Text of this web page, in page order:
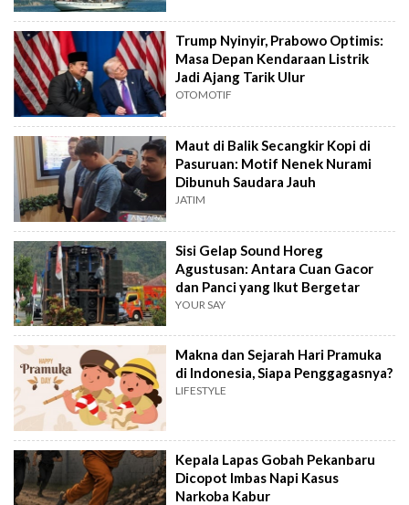
Trump Nyinyir, Prabowo Optimis:
Masa Depan Kendaraan Listrik
Jadi Ajang Tarik Ulur
OTOMOTIF
Maut di Balik Secangkir Kopi di
Pasuruan: Motif Nenek Nurami
Dibunuh Saudara Jauh
JATIM
Sisi Gelap Sound Horeg
Agustusan: Antara Cuan Gacor
dan Panci yang Ikut Bergetar
YOUR SAY
Makna dan Sejarah Hari Pramuka
di Indonesia, Siapa Penggagasnya?
LIFESTYLE
Kepala Lapas Gobah Pekanbaru
Dicopot Imbas Napi Kasus
Narkoba Kabur